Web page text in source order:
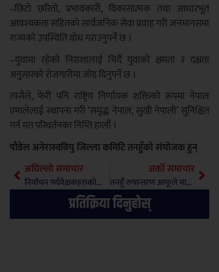
–छिटो छरितो, प्रभावकारी, विकासात्मक तथा आधारभूत
आवश्यकता सहितको सार्वजनिक सेवा प्रवाह गरी जनमानसमा
राज्यको उपस्थिति वोध गराउनुपर्ने छ ।
–युवामा रहेको निराशालाई चिर्दै युवाको क्षमता र दक्षता
अनुसारको रोजगारीमा जोड दिनुपर्ने छ ।
त्यसैले, फेरी पनि राष्ट्रिय निर्णायक शक्तिको रूपमा नेपाल
एमालेलाई स्थापना गरी ‘समृद्ध नेपाल, सुखी नेपाली’ सुनिश्चित
गर्न मत परिवर्तनका निम्ति हालौं ।
पौडेल अनेरास्ववियु जिल्ला कमिटि तनहुँको संयोजक हुन्
अघिल्लो समाचार
निर्वाचन पर्यवेक्षकहरुकोलागि प्रशिक्षण सम्पन्न
अर्को समाचार
तनहुँ रुपान्तरण आफूले मात्र गर्न सक्ने गोबिन्द भट्टराईको दाबी
प्रतिक्रिया दिनुहोस्